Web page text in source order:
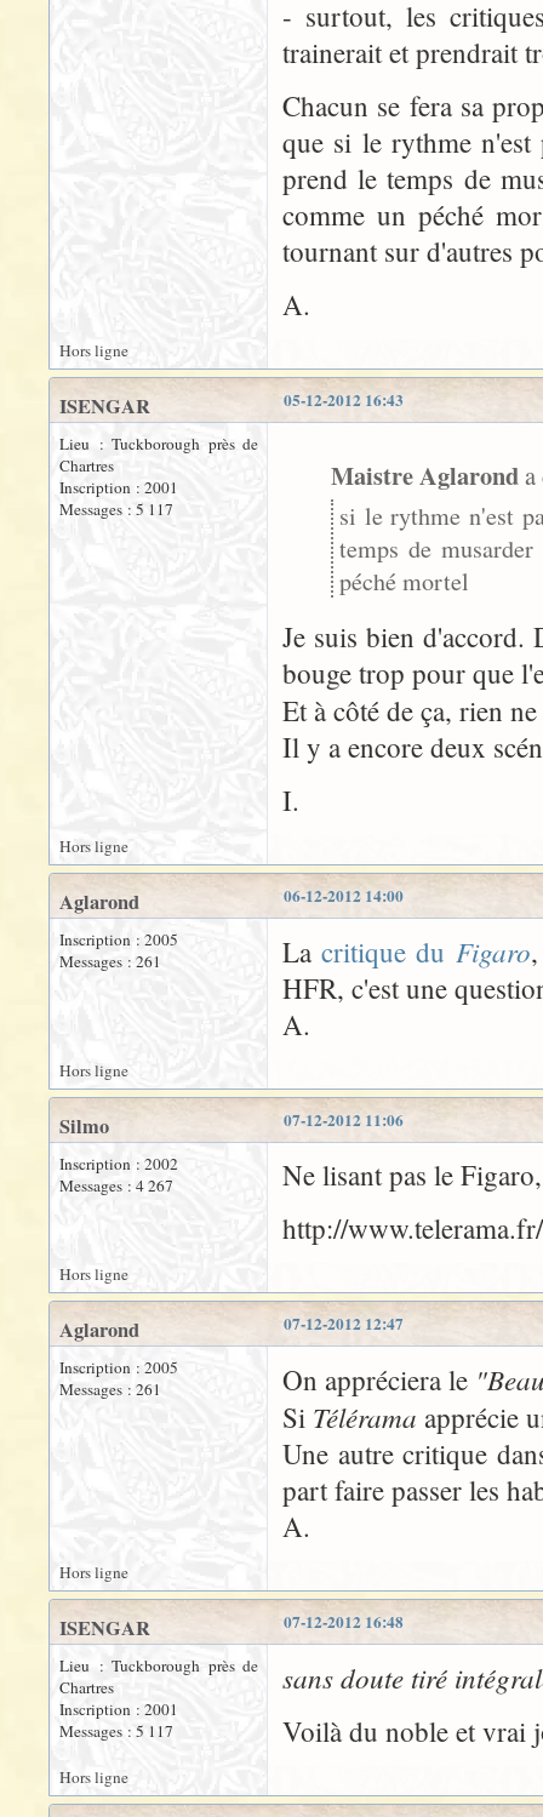
- surtout, les
trainerait et prendrait
Chacun se fera sa
que si le rythme
prend le temps de
comme un péché
tournant sur d'autres
A.
Hors ligne
05-12-2012 16:43
ISENGAR
Lieu : Tuckborough près de
Chartres
Inscription : 2001
Messages : 5 117
Maistre Aglarond
si le rythme n'est
temps de
péché mortel
Je suis bien d'accord.
bouge trop pour que
Et à côté de ça, rien
Il y a encore deux
I.
Hors ligne
06-12-2012 14:00
Aglarond
Inscription : 2005
Messages : 261
Lacritique du Figaro
HFR, c'est une
A.
Hors ligne
07-12-2012 11:06
Silmo
Inscription : 2002
Messages : 4 267
Ne lisant pas le
http://
Hors ligne
07-12-2012 12:47
Aglarond
Inscription : 2005
Messages : 261
On appréciera le
Si Télérama apprécie
Une autre critique
part faire passer les
A.
Hors ligne
07-12-2012 16:48
ISENGAR
Lieu : Tuckborough près de
Chartres
Inscription : 2001
Messages : 5 117
sans doute tiré
Voilà du noble et vrai
Hors ligne